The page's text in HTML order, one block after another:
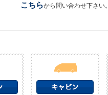
こちらから問い合わせ下さい。